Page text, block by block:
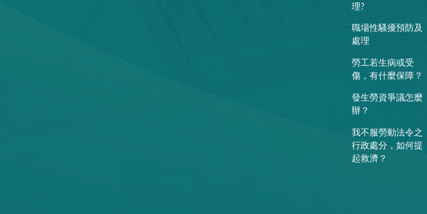
理?
職場性騷擾預防及
處理
勞工若生病或受
傷，有什麼保障？
發生勞資爭議怎麼
辦？
我不服勞動法令之
行政處分，如何提
起救濟？